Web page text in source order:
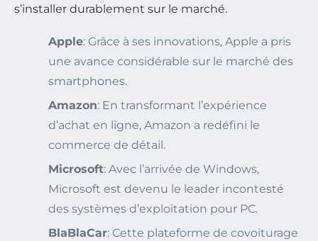
s’installer durablement sur le marché.
Apple: Grâce à ses innovations, Apple a pris
une avance considérable sur le marché des
smartphones.
Amazon: En transformant l’expérience
d’achat en ligne, Amazon a redéfini le
commerce de détail.
Microsoft: Avec l’arrivée de Windows,
Microsoft est devenu le leader incontesté
des systèmes d’exploitation pour PC.
BlaBlaCar: Cette plateforme de covoiturage